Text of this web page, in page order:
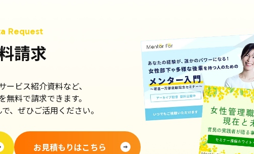
請求
ービス紹介資料など、
無料で請求できます。
、ぜひご活用ください。
お見積もりはこちら